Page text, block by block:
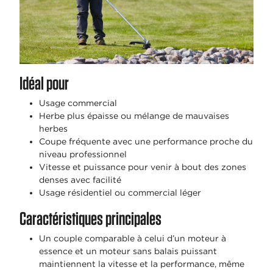
Idéal pour
Usage commercial
Herbe plus épaisse ou mélange de mauvaises
herbes
Coupe fréquente avec une performance proche du
niveau professionnel
Vitesse et puissance pour venir à bout des zones
denses avec facilité
Usage résidentiel ou commercial léger
Caractéristiques principales
Un couple comparable à celui d’un moteur à
essence et un moteur sans balais puissant
maintiennent la vitesse et la performance, même